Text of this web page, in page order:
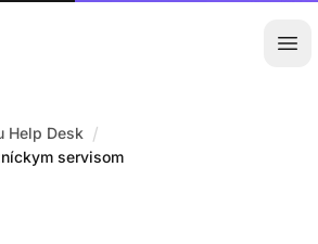
Help Desk /
servisom